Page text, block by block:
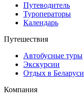
Путеводитель
Туроператоры
Календарь
Путешествия
Автобусные туры
Экскурсии
Отдых в Беларуси
Компания